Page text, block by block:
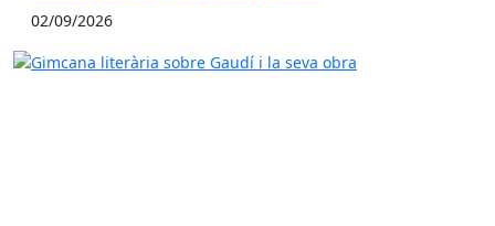
02/09/2026